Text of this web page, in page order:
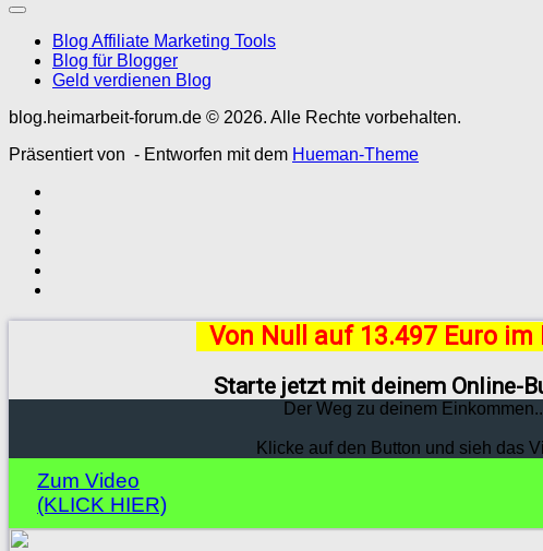
Blog Affiliate Marketing Tools
Blog für Blogger
Geld verdienen Blog
blog.heimarbeit-forum.de © 2026. Alle Rechte vorbehalten.
Präsentiert von - Entworfen mit dem Hueman-Theme
Von Null auf 13.497 Euro
Starte jetzt mit deinem Online-
Der Weg zu deinem
Klicke auf den Button und sieh das
Zum Video
(KLICK HIER)